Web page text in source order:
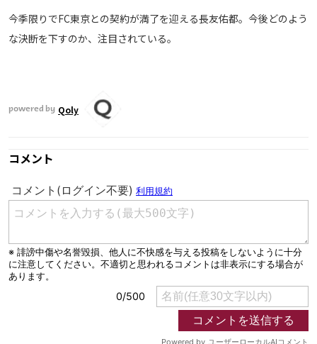
今季限りでFC東京との契約が満了を迎える長友佑都。今後どのよう
な決断を下すのか、注目されている。
powered by Qoly
コメント